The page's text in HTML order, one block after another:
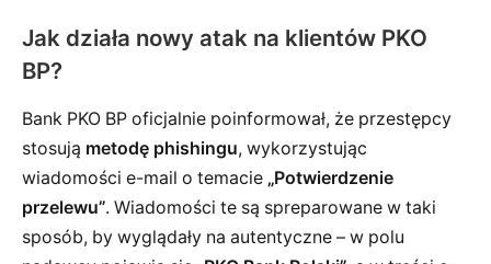
Jak działa nowy atak na klientów PKO
BP?
Bank PKO BP oficjalnie poinformował, że przestępcy
stosują metodę phishingu, wykorzystując
wiadomości e-mail o temacie „Potwierdzenie
przelewu”. Wiadomości te są spreparowane w taki
sposób, by wyglądały na autentyczne – w polu